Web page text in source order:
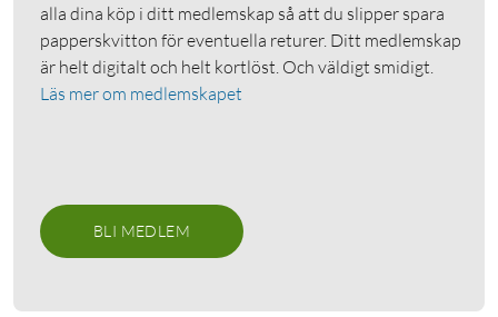
alla dina köp i ditt medlemskap så att du slipper spara
papperskvitton för eventuella returer. Ditt medlemskap
är helt digitalt och helt kortlöst. Och väldigt smidigt.
Läs mer om medlemskapet
BLI MEDLEM